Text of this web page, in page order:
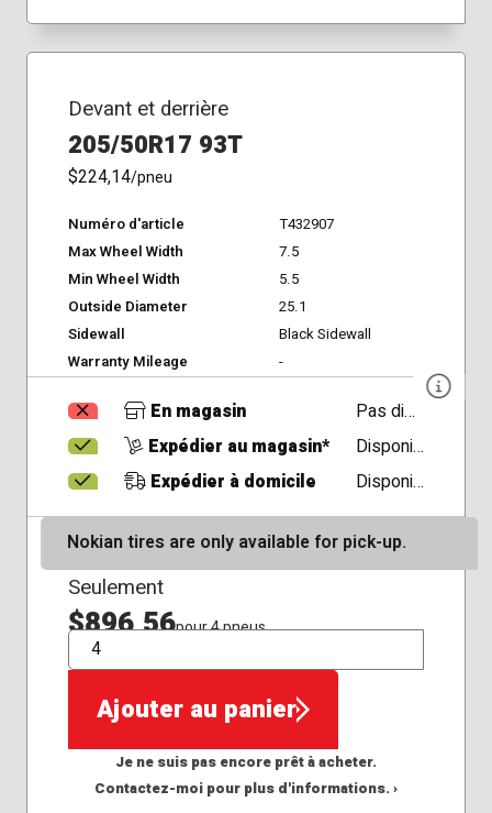
Devant et derrière
205/50R17 93T
$224,14/pneu
Numéro d'article
T432907
Max Wheel Width
7.5
Min Wheel Width
5.5
Outside Diameter
25.1
Sidewall
Black Sidewall
Warranty Mileage
-
En magasin
Pas disponible
Expédier au magasin*
Disponible
Expédier à domicile
Disponible
Nokian tires are only available for pick-up.
Seulement
$896,56pour 4 pneus
QTÉ
Ajouter au panier
Je ne suis pas encore prêt à acheter.
Contactez-moi pour plus d'informations. ›